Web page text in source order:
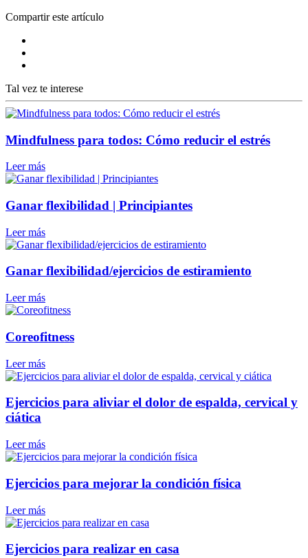
Compartir este artículo
Tal vez te interese
Mindfulness para todos: Cómo reducir el estrés
Leer más
Ganar flexibilidad | Principiantes
Leer más
Ganar flexibilidad/ejercicios de estiramiento
Leer más
Coreofitness
Leer más
Ejercicios para aliviar el dolor de espalda, cervical y
ciática
Leer más
Ejercicios para mejorar la condición física
Leer más
Ejercicios para realizar en casa